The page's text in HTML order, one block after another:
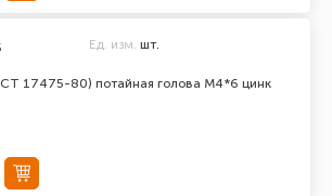
17475-80) потайная голова М4*6 цинк
Ед. изм. шт.